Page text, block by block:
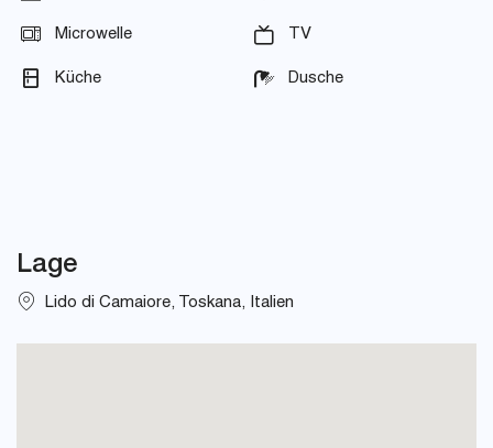
Microwelle TV
Küche Dusche
Lage
Lido di Camaiore, Toskana, Italien